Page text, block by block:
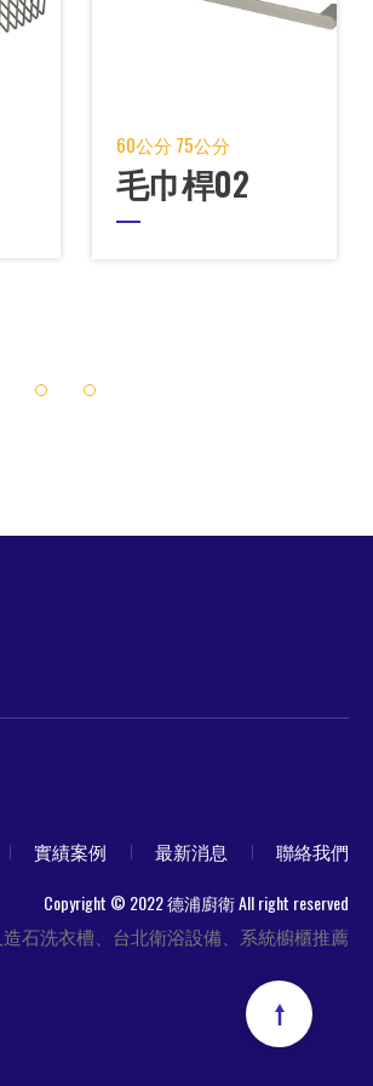
60公分 75公分
毛巾桿02
12 13
實績案例 最新消息 聯絡我們
Copyright © 2022 德浦廚衛 All right reserved